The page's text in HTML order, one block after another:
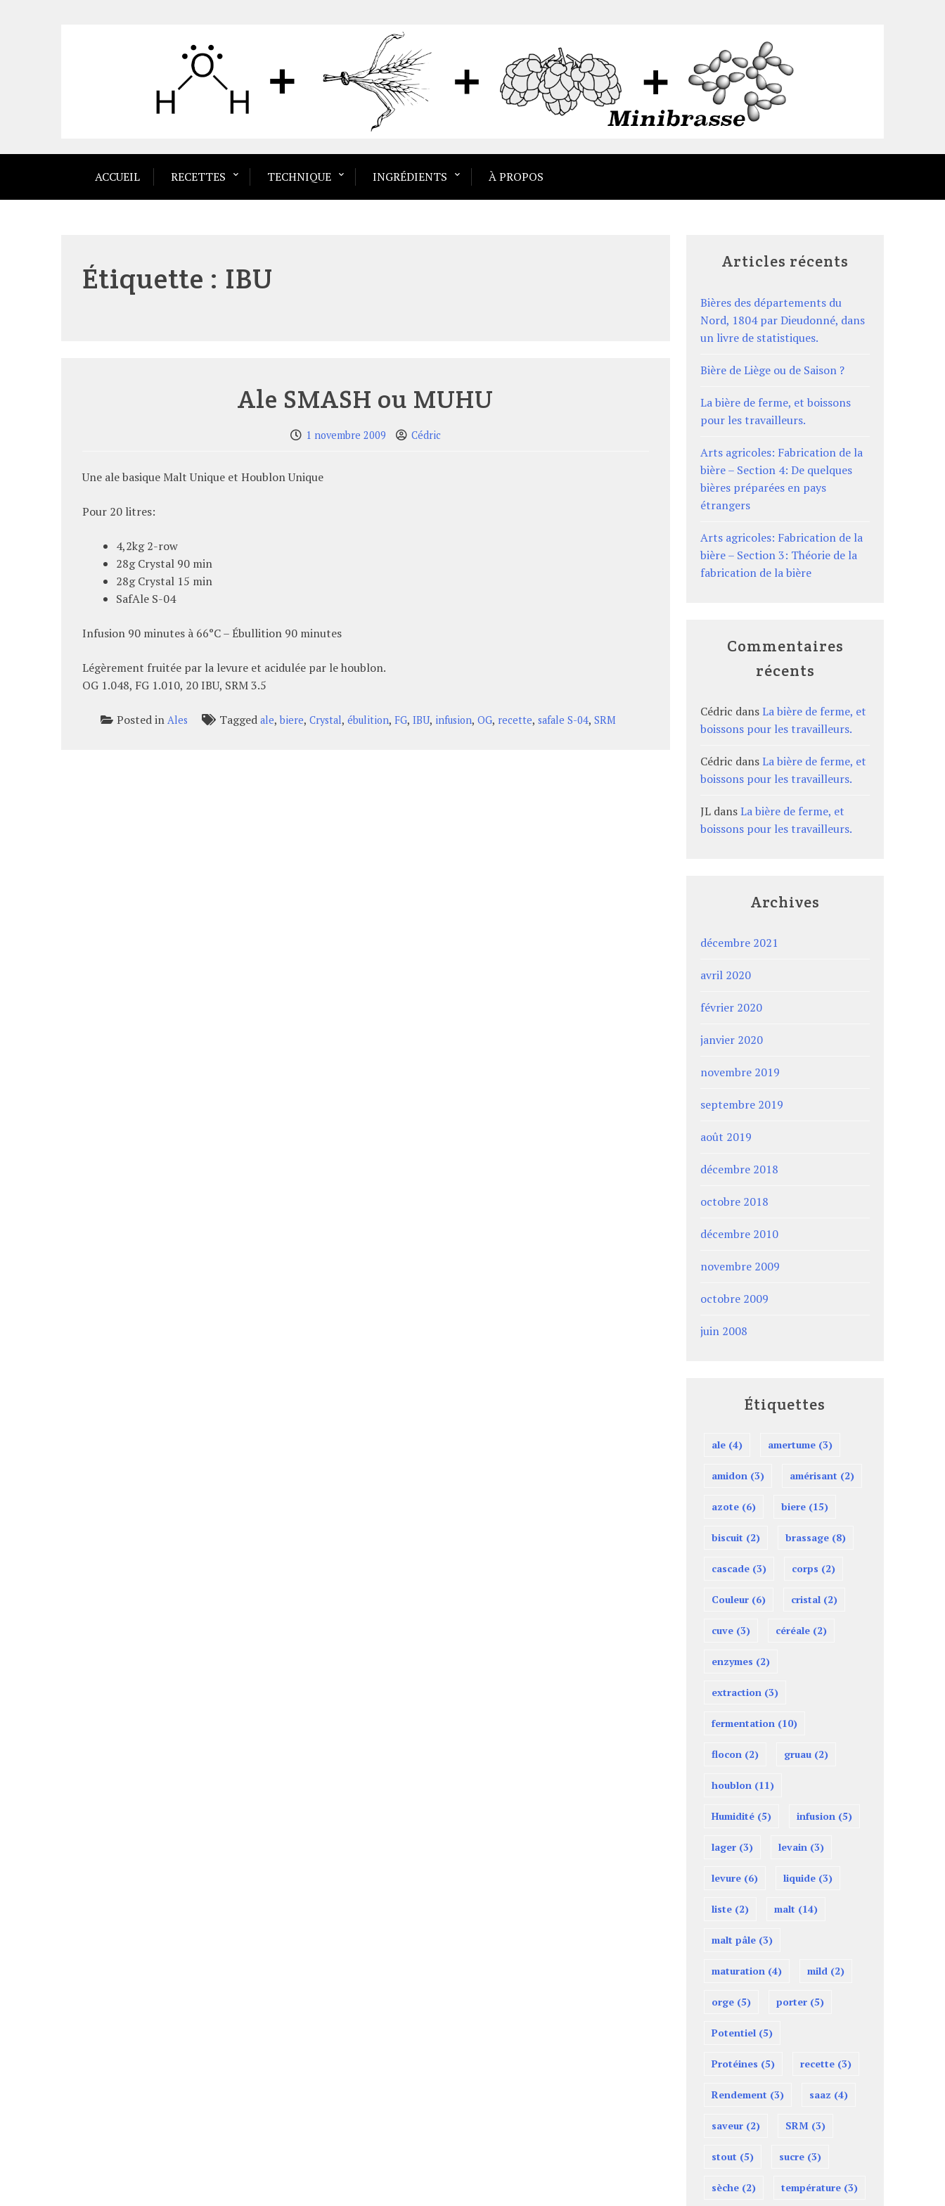
ACCUEIL RECETTES TECHNIQUE INGRÉDIENTS À PROPOS
Étiquette : IBU
Ale SMASH ou MUHU
1 novembre 2009 Cédric
Une ale basique Malt Unique et Houblon Unique
Pour 20 litres:
4,2kg 2-row
28g Crystal 90 min
28g Crystal 15 min
SafAle S-04
Infusion 90 minutes à 66°C – Ébullition 90 minutes
Légèrement fruitée par la levure et acidulée par le houblon.
OG 1.048, FG 1.010, 20 IBU, SRM 3.5
Posted inAles Taggedale,biere,Crystal,ébulition,FG,IBU, infusion,OG, recette,safale S-04,SRM
Articles récents
Bières des départements du
Nord, 1804 par Dieudonné, dans
un livre de statistiques.
Bière de Liège ou de Saison ?
La bière de ferme, et boissons
pour les travailleurs.
Arts agricoles: Fabrication de la
bière – Section 4: De quelques
bières préparées en pays
étrangers
Arts agricoles: Fabrication de la
bière – Section 3: Théorie de la
fabrication de la bière
Commentaires
récents
Cédric dansLa bière de ferme, et
boissons pour les travailleurs.
Cédric dansLa bière de ferme, et
boissons pour les travailleurs.
JL dansLa bière de ferme, et
boissons pour les travailleurs.
Archives
décembre 2021
avril 2020
février 2020
janvier 2020
novembre 2019
septembre 2019
août 2019
décembre 2018
octobre 2018
décembre 2010
novembre 2009
octobre 2009
juin 2008
Étiquettes
ale (4) amertume (3)
amidon (3) amérisant (2)
azote (6) biere (15)
biscuit (2) brassage (8)
cascade (3) corps (2)
Couleur (6) cristal (2)
cuve (3) céréale (2)
enzymes (2)
extraction (3)
fermentation (10)
flocon (2) gruau (2)
houblon (11)
Humidité (5) infusion (5)
lager (3) levain (3)
levure (6) liquide (3)
liste (2) malt (14)
malt pâle (3)
maturation (4) mild (2)
orge (5) porter (5)
Potentiel (5)
Protéines (5) recette (3)
Rendement (3) saaz (4)
saveur (2) SRM (3)
stout (5) sucre (3)
sèche (2) température (3)